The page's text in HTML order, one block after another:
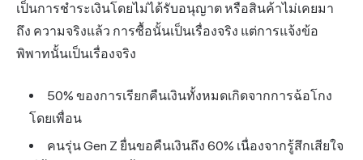
เป็นการชำระเงินโดยไม่ได้รับอนุญาต หรือสินค้าไม่เคยมา
ถึง ความจริงแล้ว การซื้อนั้นเป็นเรื่องจริง แต่การแจ้งข้อ
พิพาทนั้นเป็นเรื่องจริง
50% ของการเรียกคืนเงินทั้งหมดเกิดจากการฉ้อโกง
โดยเพื่อน
คนรุ่น Gen Z ยื่นขอคืนเงินถึง 60% เนื่องจากรู้สึกเสียใจ